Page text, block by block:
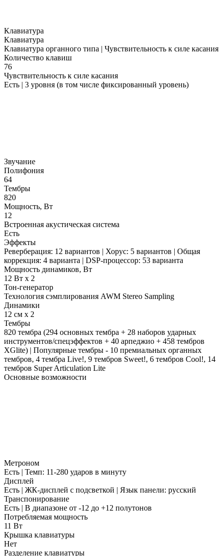
Клавиатура
Клавиатура
Клавиатура органного типа | Чувствительность к силе касания
Количество клавиш
76
Чувствительность к силе касания
Есть | 3 уровня (в том числе фиксированный уровень)
Звучание
Полифония
64
Тембры
820
Мощность, Вт
12
Встроенная акустическая система
Есть
Эффекты
Реверберация: 12 вариантов | Хорус: 5 вариантов | Общая
коррекция: 4 варианта | DSP-процессор: 53 варианта
Мощность динамиков, Вт
12 Вт х 2
Тон-генератор
Технология сэмплирования AWM Stereo Sampling
Динамики
12 см x 2
Тембры
820 тембра (294 основных тембра + 28 наборов ударных
инструментов/спецэффектов + 40 арпеджио + 458 тембров
XGlite) | Популярные тембры - 10 премиальных органных
тембров, 4 тембра Live!, 9 тембров Sweet!, 6 тембров Cool!, 14
тембров Super Articulation Lite
Основные возможности
Метроном
Есть | Темп: 11-280 ударов в минуту
Дисплей
Есть | ЖК-дисплей с подсветкой | Язык панели: русский
Транспонирование
Есть | В диапазоне от -12 до +12 полутонов
Потребляемая мощность
11 Вт
Крышка клавиатуры
Нет
Разделение клавиатуры